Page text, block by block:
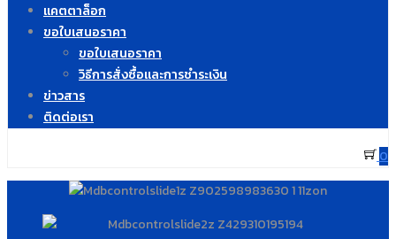
แคตตาล็อก
ขอใบเสนอราคา
ขอใบเสนอราคา
วิธีการสั่งซื้อและการชำระเงิน
ข่าวสาร
ติดต่อเรา
0